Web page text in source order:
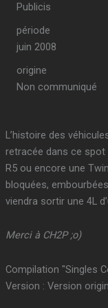
Publicis
période
juin 2008
origine
Non communiqué
L’histoire des
retracée dans ce spot
R5 ou encore une
bloquées,
viendra sortir une 4L
Merci à CH2P ;o)
Compilation "Singles
Version : Version